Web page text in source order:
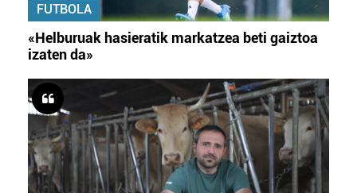
FUTBOLA
«Helburuak hasieratik markatzea beti gaiztoa
izaten da»